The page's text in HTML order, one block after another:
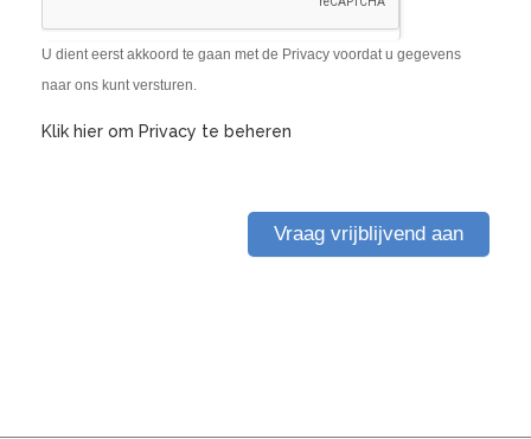
U dient eerst akkoord te gaan met de Privacy voordat u gegevens
naar ons kunt versturen.
Klik hier om Privacy te beheren
Vraag vrijblijvend aan